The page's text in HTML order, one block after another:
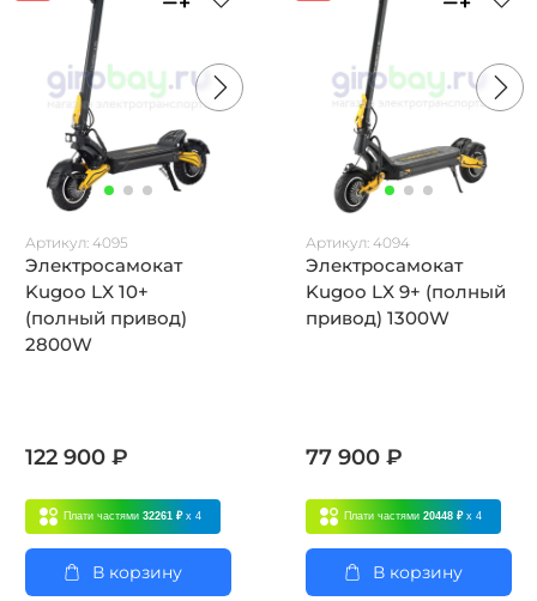
Артикул: 4095
Электросамокат
Kugoo LX 10+
(полный привод)
2800W
122 900 ₽
Плати частями 32261 ₽ x 4
В корзину
Артикул: 4094
Электросамокат
Kugoo LX 9+ (полный
привод) 1300W
77 900 ₽
Плати частями 20448 ₽ x 4
В корзину